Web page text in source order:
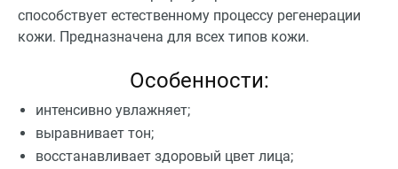
способствует естественному процессу регенерации
кожи. Предназначена для всех типов кожи.
Особенности:
интенсивно увлажняет;
выравнивает тон;
восстанавливает здоровый цвет лица;